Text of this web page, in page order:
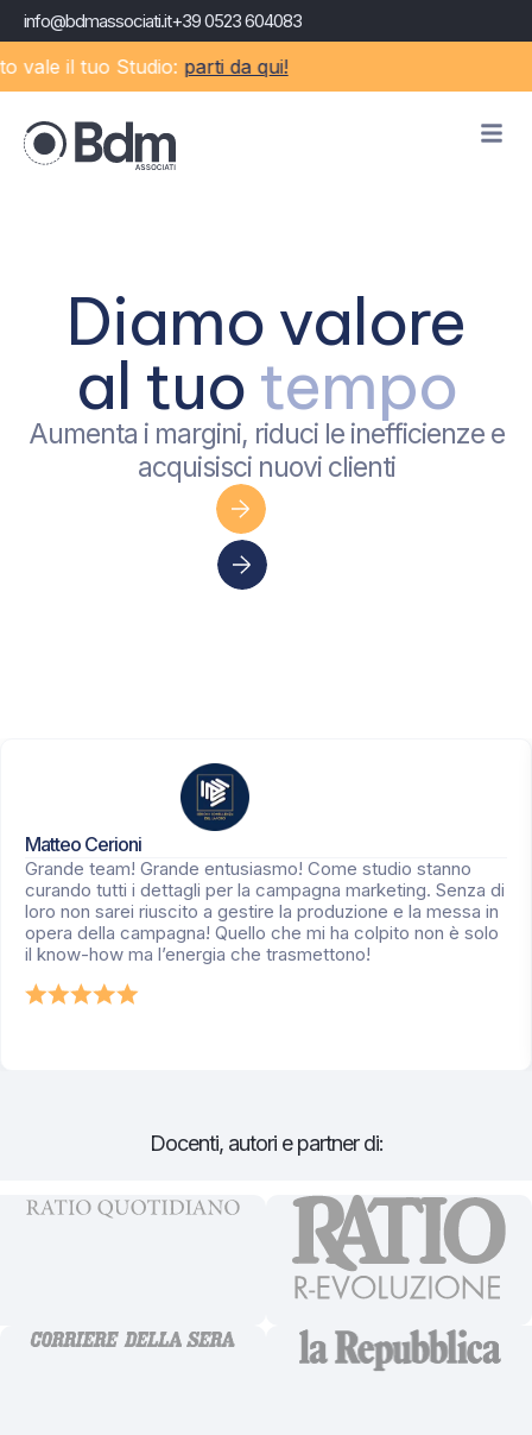
info@bdmassociati.it+39 0523 604083
il tuo Studio:parti da qui!
Diamo valore
al tuo tempo
Aumenta i margini, riduci le inefficienze e
acquisisci nuovi clienti
Matteo Cerioni
Grande team! Grande entusiasmo! Come studio stanno
curando tutti i dettagli per la campagna marketing. Senza di
loro non sarei riuscito a gestire la produzione e la messa in
opera della campagna! Quello che mi ha colpito non è solo
il know-how ma l’energia che trasmettono!
Docenti, autori e partner di: